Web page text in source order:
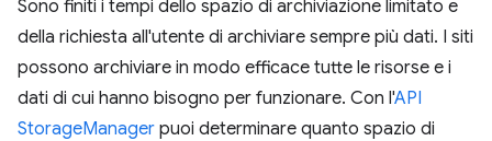
Sono finiti i tempi dello spazio di archiviazione limitato e
della richiesta all'utente di archiviare sempre più dati. I siti
possono archiviare in modo efficace tutte le risorse e i
dati di cui hanno bisogno per funzionare. Con l'API
StorageManager puoi determinare quanto spazio di